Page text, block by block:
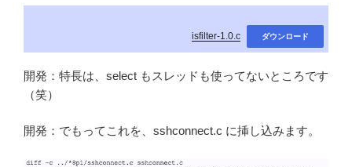
isfilter-1.0.c ダウンロード
開発：特長は、select もスレッドも使ってないところです
（笑）
開発：でもってこれを、sshconnect.c に挿し込みます。